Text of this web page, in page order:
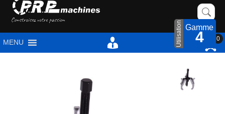
MENU 0
Utilisation Gamme
4